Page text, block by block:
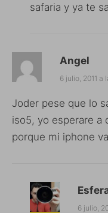
safaria y ya te
Angel
6 julio, 2011 a
Joder pese que lo
iso5, yo esperare a
porque mi iphone
6 julio,